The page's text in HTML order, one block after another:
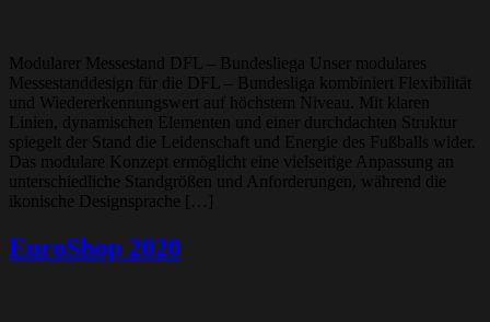
Modularer Messestand DFL – Bundesliega Unser modulares
Messestanddesign für die DFL – Bundesliga kombiniert Flexibilität
und Wiedererkennungswert auf höchstem Niveau. Mit klaren
Linien, dynamischen Elementen und einer durchdachten Struktur
spiegelt der Stand die Leidenschaft und Energie des Fußballs wider.
Das modulare Konzept ermöglicht eine vielseitige Anpassung an
unterschiedliche Standgrößen und Anforderungen, während die
ikonische Designsprache […]
EuroShop 2020